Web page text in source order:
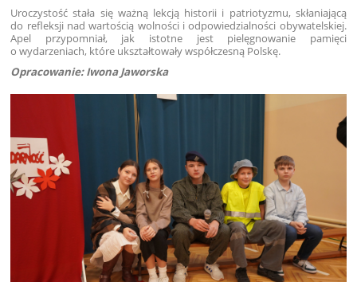
Uroczystość stała się ważną lekcją historii i patriotyzmu, skłaniającą
do refleksji nad wartością wolności i odpowiedzialności obywatelskiej.
Apel przypomniał, jak istotne jest pielęgnowanie pamięci
o wydarzeniach, które ukształtowały współczesną Polskę.
Opracowanie: Iwona Jaworska